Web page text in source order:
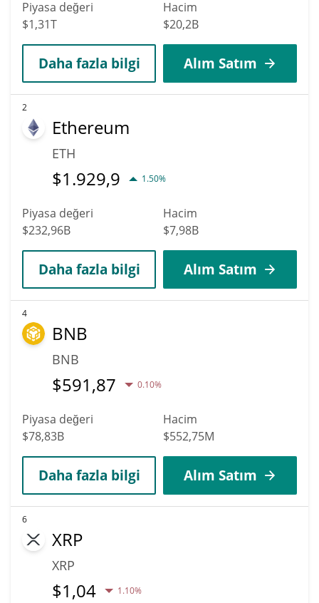
Piyasa değeri
$1,31T
Hacim
$20,2B
Daha fazla bilgi Alım Satım
2
Ethereum
ETH
$1.929,9 1.50%
Piyasa değeri
$232,96B
Hacim
$7,98B
Daha fazla bilgi Alım Satım
4
BNB
BNB
$591,87 0.10%
Piyasa değeri
$78,83B
Hacim
$552,75M
Daha fazla bilgi Alım Satım
6
XRP
XRP
$1,04 1.10%